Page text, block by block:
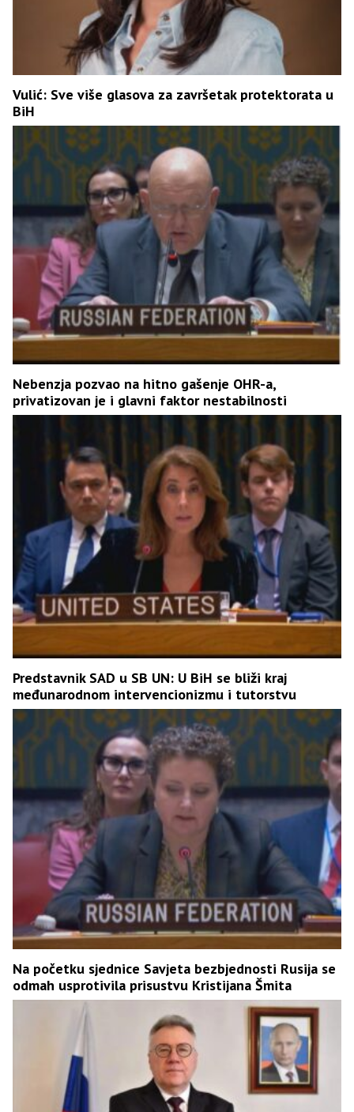
Vulić: Sve više glasova za završetak protektorata u
BiH
Nebenzja pozvao na hitno gašenje OHR-a,
privatizovan je i glavni faktor nestabilnosti
Predstavnik SAD u SB UN: U BiH se bliži kraj
međunarodnom intervencionizmu i tutorstvu
Na početku sjednice Savjeta bezbjednosti Rusija se
odmah usprotivila prisustvu Kristijana Šmita